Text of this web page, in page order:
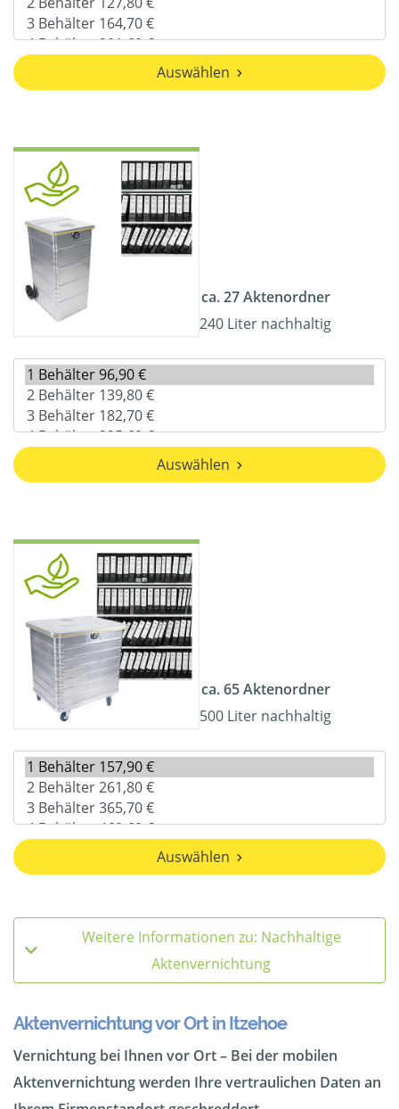
Auswählen
ca. 27 Aktenordner
240 Liter nachhaltig
Auswählen
ca. 65 Aktenordner
500 Liter nachhaltig
Auswählen
Weitere Informationen zu: Nachhaltige
Aktenvernichtung
Aktenvernichtung vor Ort in Itzehoe
Vernichtung bei Ihnen vor Ort – Bei der mobilen
Aktenvernichtung werden Ihre vertraulichen Daten an